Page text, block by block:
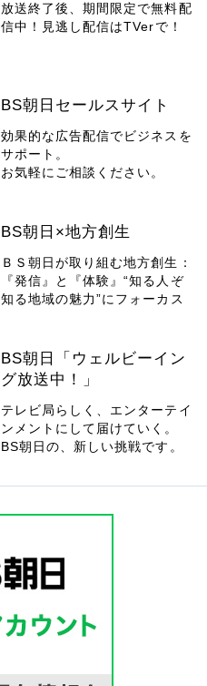
放送終了後、期間限定で無料配
信中！見逃し配信はTVerで！
BS朝日セールスサイト
効果的な広告配信でビジネスを
サポート。
お気軽にご相談ください。
BS朝日×地方創生
ＢＳ朝日が取り組む地方創生：
『発信』と『体験』“知る人ぞ
知る地域の魅力”にフォーカス
BS朝日「ウェルビーイン
グ放送中！」
テレビ局らしく、エンターテイ
ンメントにして届けていく。
BS朝日の、新しい挑戦です。